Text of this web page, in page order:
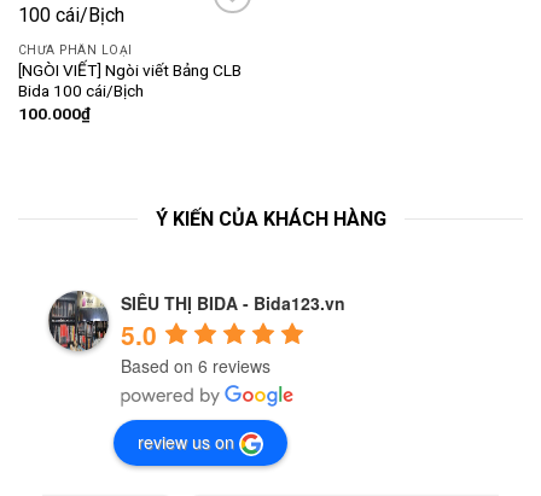
wishlist
CHƯA PHÂN LOẠI
[NGÒI VIẾT] Ngòi viết Bảng CLB
Bida 100 cái/Bịch
100.000₫
Ý KIẾN CỦA KHÁCH HÀNG
SIÊU THỊ BIDA - Bida123.vn
5.0
Based on 6 reviews
review us on